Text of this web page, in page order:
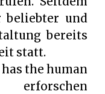
beliebter und
bereits
statt.
the human